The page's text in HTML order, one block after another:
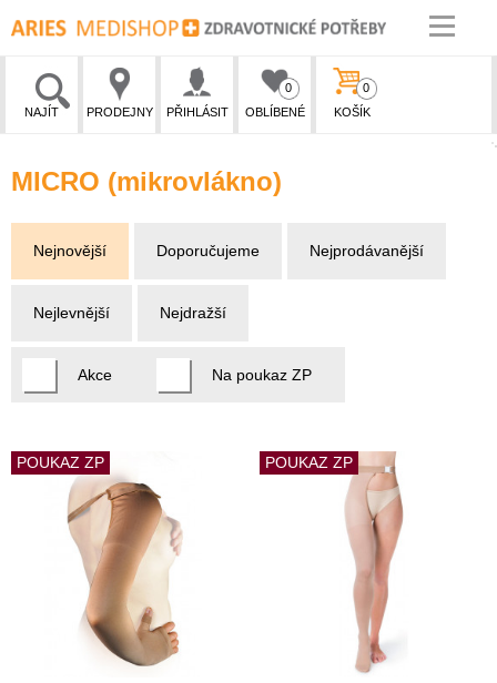
NAJÍT PRODEJNY PŘIHLÁSIT OBLÍBENÉ
0
KOŠÍK
0
MICRO (mikrovlákno)
Nejnovější Doporučujeme Nejprodávanější
Nejlevnější Nejdražší
Akce Na poukaz ZP
POUKAZ ZP POUKAZ ZP